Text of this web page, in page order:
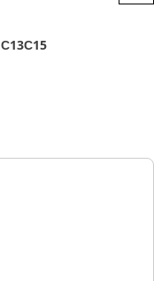
C13C15